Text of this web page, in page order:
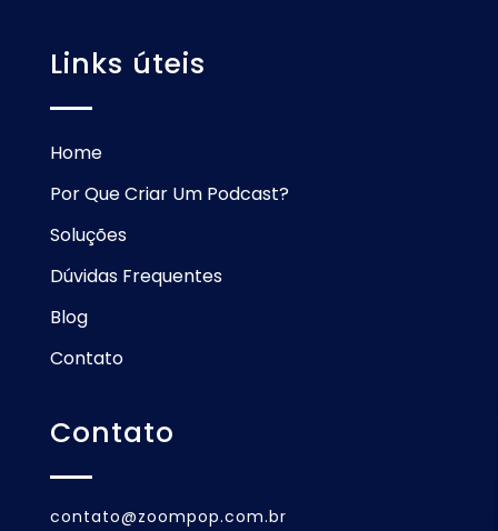
Links úteis
Home
Por Que Criar Um Podcast?
Soluções
Dúvidas Frequentes
Blog
Contato
Contato
contato@zoompop.com.br